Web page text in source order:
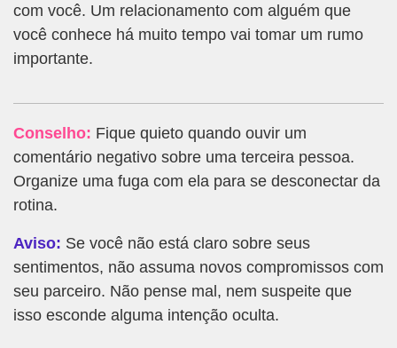
com você. Um relacionamento com alguém que
você conhece há muito tempo vai tomar um rumo
importante.
Conselho: Fique quieto quando ouvir um
comentário negativo sobre uma terceira pessoa.
Organize uma fuga com ela para se desconectar da
rotina.
Aviso: Se você não está claro sobre seus
sentimentos, não assuma novos compromissos com
seu parceiro. Não pense mal, nem suspeite que
isso esconde alguma intenção oculta.